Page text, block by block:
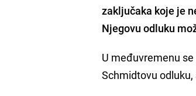
zaključaka koje je
Njegovu odluku
U međuvremenu se
Schmidtovu odluku,